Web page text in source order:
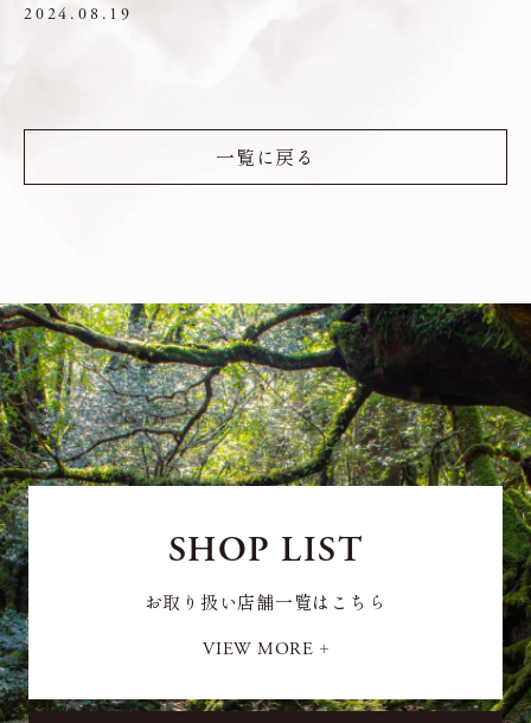
2024.08.19
一覧に戻る
SHOP LIST
お取り扱い店舗一覧はこちら
VIEW MORE